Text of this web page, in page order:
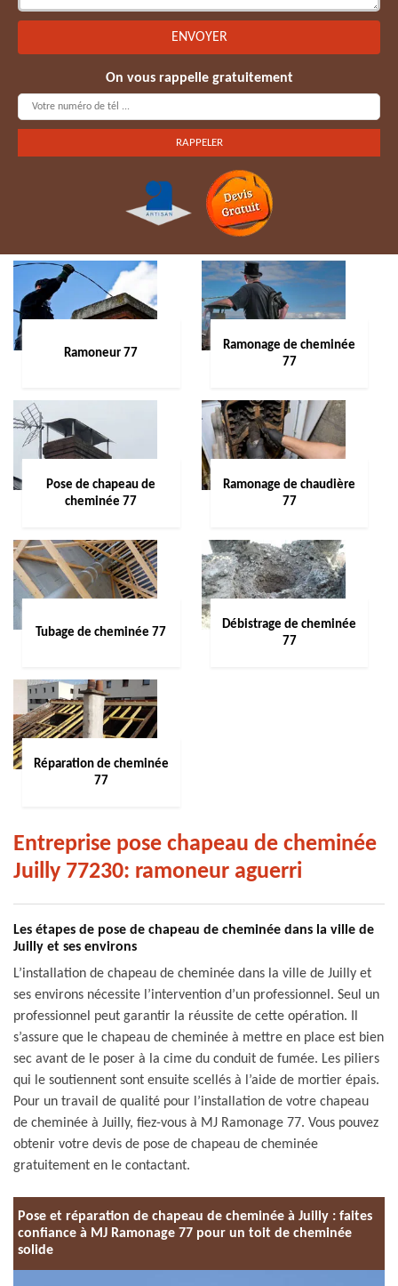
On vous rappelle gratuitement
Ramoneur 77
Ramonage de cheminée
77
Pose de chapeau de
cheminée 77
Ramonage de chaudière
77
Tubage de cheminée 77
Débistrage de cheminée
77
Réparation de cheminée
77
Entreprise pose chapeau de cheminée
Juilly 77230: ramoneur aguerri
Les étapes de pose de chapeau de cheminée dans la ville de
Juilly et ses environs
L’installation de chapeau de cheminée dans la ville de Juilly et
ses environs nécessite l’intervention d’un professionnel. Seul un
professionnel peut garantir la réussite de cette opération. Il
s’assure que le chapeau de cheminée à mettre en place est bien
sec avant de le poser à la cime du conduit de fumée. Les piliers
qui le soutiennent sont ensuite scellés à l’aide de mortier épais.
Pour un travail de qualité pour l’installation de votre chapeau
de cheminée à Juilly, fiez-vous à MJ Ramonage 77. Vous pouvez
obtenir votre devis de pose de chapeau de cheminée
gratuitement en le contactant.
Pose et réparation de chapeau de cheminée à Juilly : faites
confiance à MJ Ramonage 77 pour un toit de cheminée
solide